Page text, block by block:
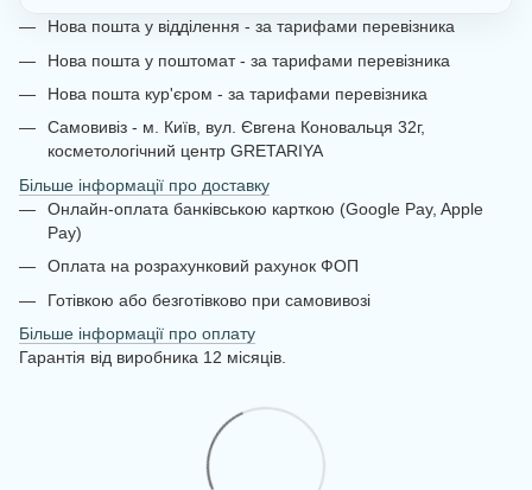
Нова пошта у відділення - за тарифами перевізника
Нова пошта у поштомат - за тарифами перевізника
Нова пошта кур'єром - за тарифами перевізника
Самовивіз - м. Київ, вул. Євгена Коновальця 32г,
косметологічний центр GRETARIYA
Більше інформації про доставку
Онлайн-оплата банківською карткою (Google Pay, Apple
Pay)
Оплата на розрахунковий рахунок ФОП
Готівкою або безготівково при самовивозі
Більше інформації про оплату
Гарантія від виробника 12 місяців.